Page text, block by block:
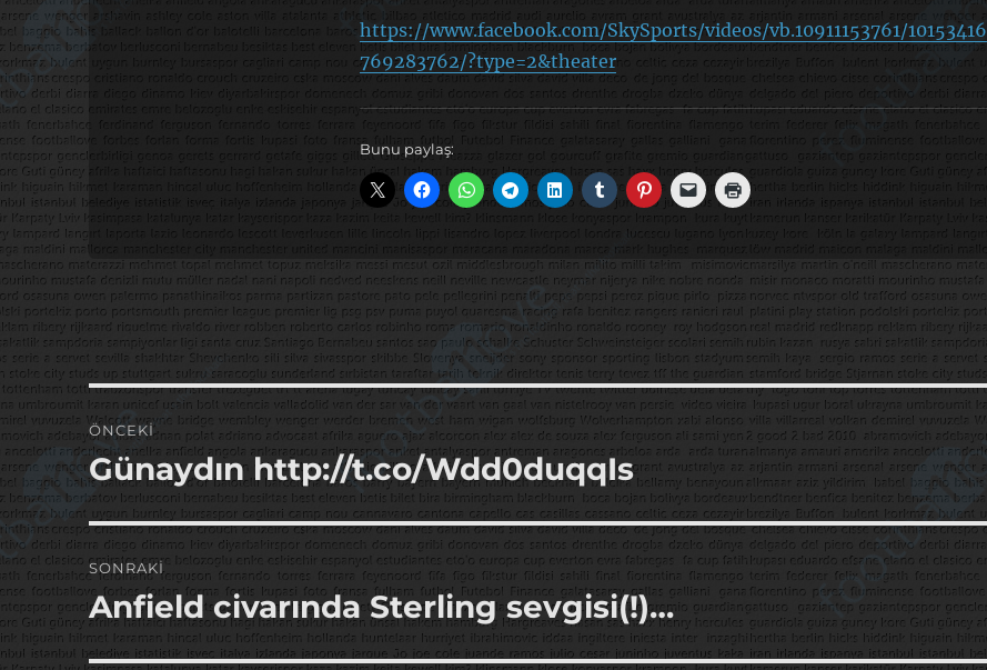
https://www.facebook.com/SkySports/videos/vb.10911153761/10153416
769283762/?type=2&theater
Bunu paylaş:
Yazı
gezinmesi
ÖNCEKI
Önceki
yazı:
Günaydın http://t.co/Wdd0duqqIs
SONRAKI
Sonraki
yazı:
Anfield civarında Sterling sevgisi(!)…